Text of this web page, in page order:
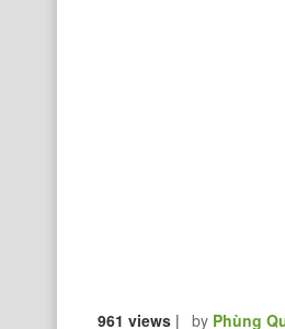
961 views | by Phùng